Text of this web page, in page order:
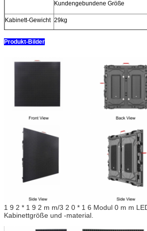
Kundengebundene Größe
Kabinett-Gewicht 29kg
Produkt-Bilder
1 9 2 * 1 9 2 m m/3 2 0 * 1 6 Modul 0 m m
Kabinettgröße und -material.